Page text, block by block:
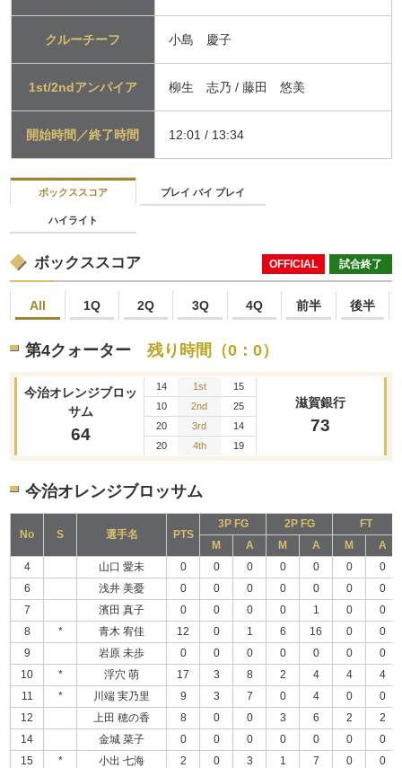
クルーチーフ 小島 慶子
1st/2ndアンパイア 柳生 志乃 / 藤田 悠美
開始時間／終了時間 12:01 / 13:34
ボックススコア プレイ バイ プレイ
ハイライト
ボックススコア OFFICIAL 試合終了
All 1Q 2Q 3Q 4Q 前半 後半
第4クォーター残り時間（0：0）
今治オレンジブロッ
サム
64
14 1st 15
滋賀銀行
73
10 2nd
25
20
3rd
14
20
4th 19
今治オレンジブロッサム
No S 選手名 PTS
3P FG 2P FG
FT
M
A M A M
A
4
山口 愛未 0 0 0 0 0 0
0
6
浅井 美憂 0 0 0 0 0 0
0
7
濱田 真子 0 0 0 0 1 0
0
8
* 青木 宥佳 12 0 1 6 16 0
0
9
岩原 未歩 0 0 0 0 0 0
0
10
* 浮穴 萌 17 3 8 2 4 4
4
11
* 川端 実乃里 9 3 7 0 4 0
0
12
上田 穂の香 8 0 0 3 6 2
2
14
金城 菜子 0 0 0 0 0 0
0
15
* 小出 七海 2 0 3 1 7 0
0